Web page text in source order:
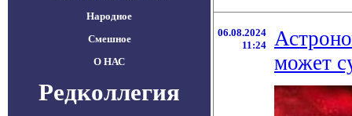
Народное
Смешное
О НАС
Редколлегия
06.08.2024
11:24
может